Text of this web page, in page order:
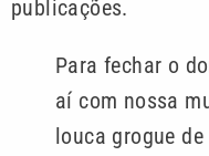
publicações.
Para fechar o
aí com nossa
louca grogue